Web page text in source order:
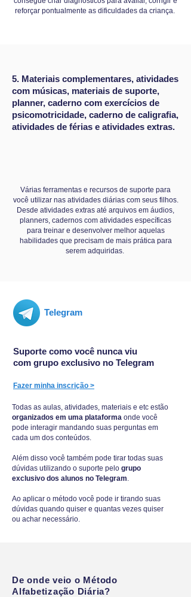
reforçar pontualmente as dificuldades da criança.
5. Materiais complementares, atividades
com músicas, materiais de suporte,
planner, caderno com exercícios de
psicomotricidade, caderno de caligrafia,
atividades de férias e atividades extras.
Várias ferramentas e recursos de suporte para
você utilizar nas atividades diárias com seus filhos.
Desde atividades extras até arquivos em áudios,
planners, cadernos com atividades específicas
para treinar e desenvolver melhor aquelas
habilidades que precisam de mais prática para
serem adquiridas.
Telegram
Suporte como você nunca viu
com grupo exclusivo no Telegram
Fazer minha inscrição >
Todas as aulas, atividades, materiais e etc estão
organizados em uma plataforma onde você
pode interagir mandando suas perguntas em
cada um dos conteúdos.
Além disso você também pode tirar todas suas
dúvidas utilizando o suporte pelo grupo
exclusivo dos alunos no Telegram.
Ao aplicar o método você pode ir tirando suas
dúvidas quando quiser e quantas vezes quiser
ou achar necessário.
De onde veio o Método
Alfabetização Diária?